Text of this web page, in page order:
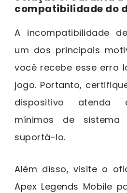
compatibilidade do
A incompatibilidade
um dos principais
você recebe esse erro
jogo. Portanto,
dispositivo atenda
mínimos de
suportá-lo.
Além disso, visite o
Apex Legends Mobile